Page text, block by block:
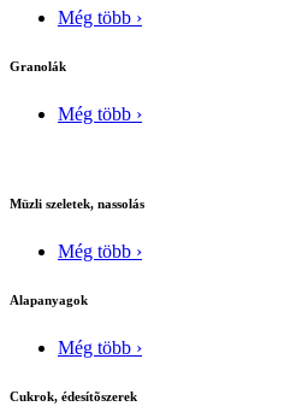
Még több ›
Granolák
Még több ›
Müzli szeletek, nassolás
Még több ›
Alapanyagok
Még több ›
Cukrok, édesítõszerek